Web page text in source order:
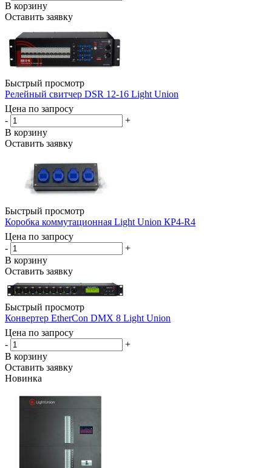
В корзину
Оставить заявку
Быстрый просмотр
Релейный свитчер DSR 12-16 Light Union
Цена по запросу
-
+
В корзину
Оставить заявку
Быстрый просмотр
Коробка коммутационная Light Union КР4-R4
Цена по запросу
-
+
В корзину
Оставить заявку
Быстрый просмотр
Конвертер EtherCon DMX 8 Light Union
Цена по запросу
-
+
В корзину
Оставить заявку
Новинка